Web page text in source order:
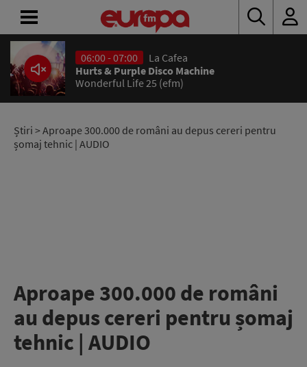
06:00 - 07:00
La Cafea
Hurts & Purple Disco Machine
Wonderful Life 25 (efm)
Știri > Aproape 300.000 de români au depus cereri pentru
șomaj tehnic | AUDIO
Aproape 300.000 de români
au depus cereri pentru șomaj
tehnic | AUDIO
ACASĂ
ȘTIRI
RADIO